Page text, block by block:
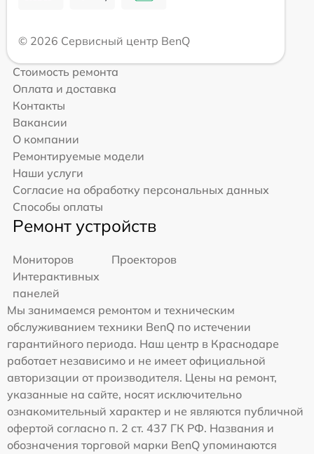
© 2026 Сервисный центр BenQ
Стоимость ремонта
Оплата и доставка
Контакты
Вакансии
О компании
Ремонтируемые модели
Наши услуги
Согласие на обработку персональных данных
Способы оплаты
Ремонт устройств
Мониторов
Проекторов
Интерактивных
панелей
Мы занимаемся ремонтом и техническим
обслуживанием техники BenQ по истечении
гарантийного периода. Наш центр в Краснодаре
работает независимо и не имеет официальной
авторизации от производителя. Цены на ремонт,
указанные на сайте, носят исключительно
ознакомительный характер и не являются публичной
офертой согласно п. 2 ст. 437 ГК РФ. Названия и
обозначения торговой марки BenQ упоминаются